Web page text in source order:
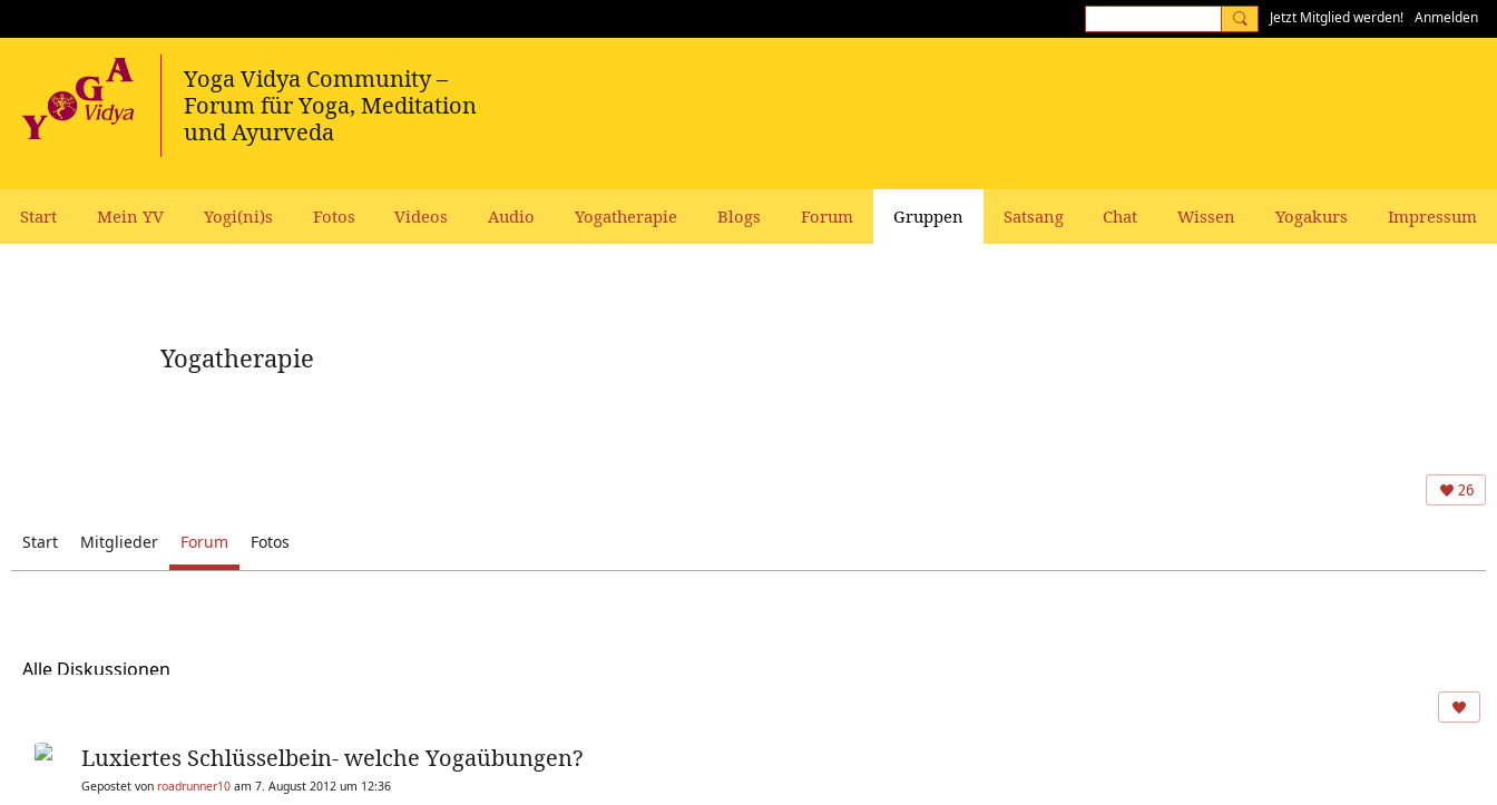
Jetzt Mitglied werden! Anmelden
Start Mein YV Yogi(ni)s Fotos Videos Audio Yogatherapie Blogs Forum Gruppen Satsang Chat Wissen Yogakurs Impressum
Yogatherapie
26
Start Mitglieder Forum Fotos
Alle Diskussionen
Luxiertes Schlüsselbein- welche Yogaübungen?
Gepostet von roadrunner10 am 7. August 2012 um 12:36